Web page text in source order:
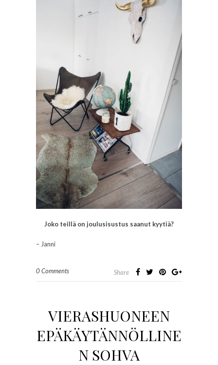
Joko teillä on joulusisustus saanut kyytiä?
– Janni
0 Comments Share
VIERASHUONEEN
EPÄKÄYTÄNNÖLLINE
N SOHVA